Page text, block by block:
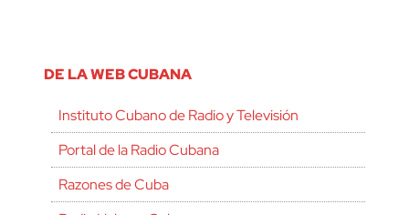
DE LA WEB CUBANA
Instituto Cubano de Radio y Televisión
Portal de la Radio Cubana
Razones de Cuba